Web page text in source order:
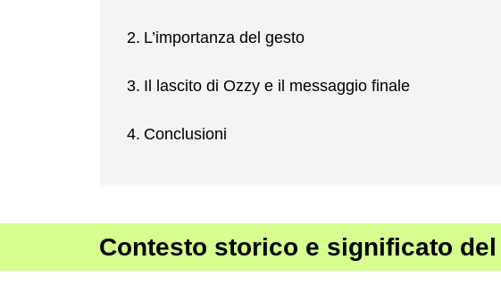
L’importanza del gesto
Il lascito di Ozzy e il messaggio finale
Conclusioni
Contesto storico e significato